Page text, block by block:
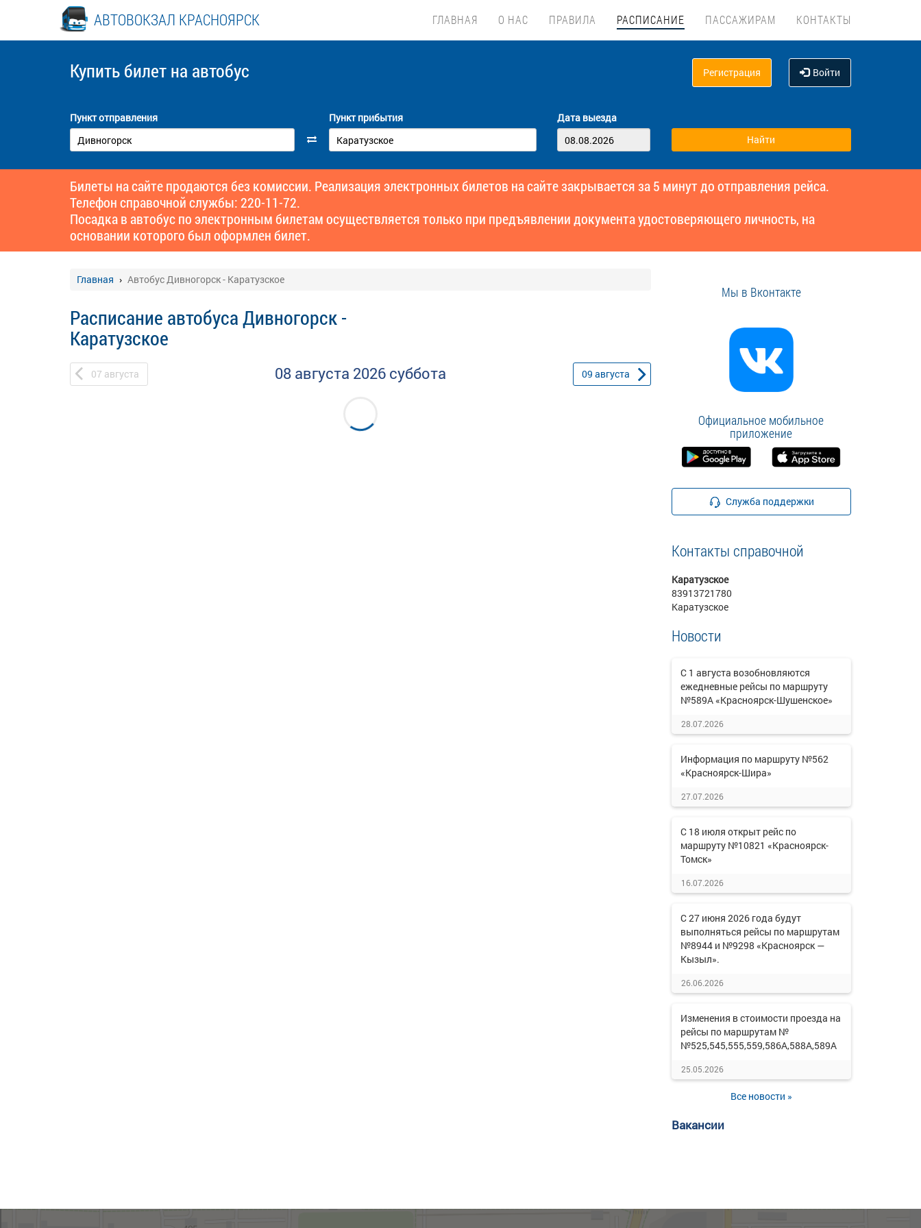
АВТОВОКЗАЛ КРАСНОЯРСК ГЛАВНАЯ О НАС ПРАВИЛА РАСПИСАНИЕ ПАССАЖИРАМ КОНТАКТЫ
Купить билет на автобус Регистрация Войти
Пункт отправления Пункт прибытия Дата выезда
Билеты на сайте продаются без комиссии. Реализация электронных билетов на сайте закрывается за 5 минут до отправления рейса.
Телефон справочной службы: 220-11-72.
Посадка в автобус по электронным билетам осуществляется только при предъявлении документа удостоверяющего личность, на
основании которого был оформлен билет.
Главная Автобус Дивногорск - Каратузское
Расписание автобуса Дивногорск -
Каратузское
07 августа 08 августа 2026 суббота 09 августа
Мы в Вконтакте
Официальное мобильное
приложение
Служба поддержки
Контакты справочной
Каратузское
83913721780
Каратузское
Новости
С 1 августа возобновляются
ежедневные рейсы по маршруту
№589А «Красноярск-Шушенское»
28.07.2026
Информация по маршруту №562
«Красноярск-Шира»
27.07.2026
С 18 июля открыт рейс по
маршруту №10821 «Красноярск-
Томск»
16.07.2026
С 27 июня 2026 года будут
выполняться рейсы по маршрутам
№8944 и №9298 «Красноярск —
Кызыл».
26.06.2026
Изменения в стоимости проезда на
рейсы по маршрутам №
№525,545,555,559,586А,588А,589А
25.05.2026
Все новости »
Вакансии